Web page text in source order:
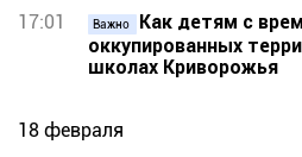
17:01 Важно
Как детям с
оккупированных
школах Криворожья
18 февраля